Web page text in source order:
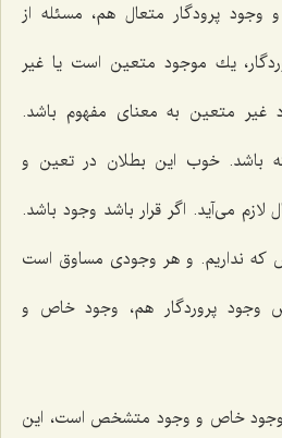
و وجود پرودگار متعال هم، مسئله از
یك موجود متعین است یا غیر
غیر متعین به معناى مفهوم باشد.
باشد. خوب این بطلان در تعین و
مى‌آید. اگر قرار باشد وجود باشد.
نداریم. و هر وجودى مساوق است
پروردگار هم، وجود خاص و
وجود خاص و وجود متشخص است، این